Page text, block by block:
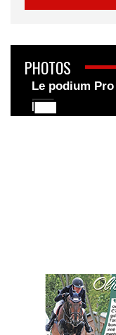
PHOTOS
Le podium